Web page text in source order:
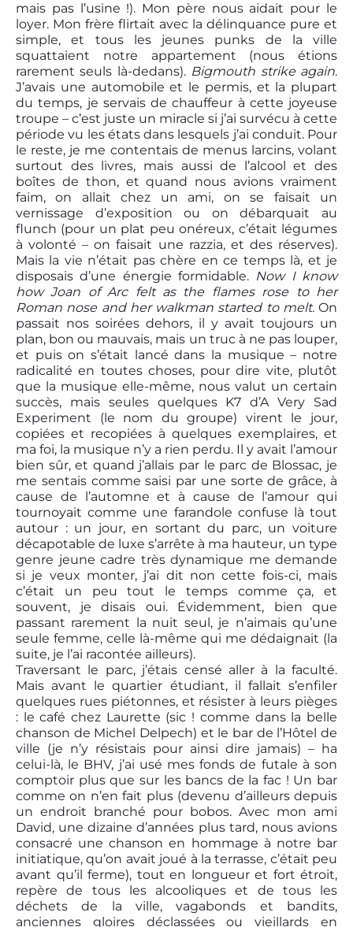
mais pas l’usine !). Mon père nous aidait pour le
loyer. Mon frère flirtait avec la délinquance pure et
simple, et tous les jeunes punks de la ville
squattaient notre appartement (nous étions
rarement seuls là-dedans). Bigmouth strike again.
J’avais une automobile et le permis, et la plupart
du temps, je servais de chauffeur à cette joyeuse
troupe – c’est juste un miracle si j’ai survécu à cette
période vu les états dans lesquels j’ai conduit. Pour
le reste, je me contentais de menus larcins, volant
surtout des livres, mais aussi de l’alcool et des
boîtes de thon, et quand nous avions vraiment
faim, on allait chez un ami, on se faisait un
vernissage d’exposition ou on débarquait au
flunch (pour un plat peu onéreux, c’était légumes
à volonté – on faisait une razzia, et des réserves).
Mais la vie n’était pas chère en ce temps là, et je
disposais d’une énergie formidable. Now I know
how Joan of Arc felt as the flames rose to her
Roman nose and her walkman started to melt.On
passait nos soirées dehors, il y avait toujours un
plan, bon ou mauvais, mais un truc à ne pas louper,
et puis on s’était lancé dans la musique – notre
radicalité en toutes choses, pour dire vite, plutôt
que la musique elle-même, nous valut un certain
succès, mais seules quelques K7 d’A Very Sad
Experiment (le nom du groupe) virent le jour,
copiées et recopiées à quelques exemplaires, et
ma foi, la musique n’y a rien perdu. Il y avait l’amour
bien sûr, et quand j’allais par le parc de Blossac, je
me sentais comme saisi par une sorte de grâce, à
cause de l’automne et à cause de l’amour qui
tournoyait comme une farandole confuse là tout
autour : un jour, en sortant du parc, un voiture
décapotable de luxe s’arrête à ma hauteur, un type
genre jeune cadre très dynamique me demande
si je veux monter, j’ai dit non cette fois-ci, mais
c’était un peu tout le temps comme ça, et
souvent, je disais oui. Évidemment, bien que
passant rarement la nuit seul, je n’aimais qu’une
seule femme, celle là-même qui me dédaignait (la
suite, je l’ai racontée ailleurs).
Traversant le parc, j’étais censé aller à la faculté.
Mais avant le quartier étudiant, il fallait s’enfiler
quelques rues piétonnes, et résister à leurs pièges
: le café chez Laurette (sic ! comme dans la belle
chanson de Michel Delpech) et le bar de l’Hôtel de
ville (je n’y résistais pour ainsi dire jamais) – ha
celui-là, le BHV, j’ai usé mes fonds de futale à son
comptoir plus que sur les bancs de la fac ! Un bar
comme on n’en fait plus (devenu d’ailleurs depuis
un endroit branché pour bobos. Avec mon ami
David, une dizaine d’années plus tard, nous avions
consacré une chanson en hommage à notre bar
initiatique, qu’on avait joué à la terrasse, c’était peu
avant qu’il ferme), tout en longueur et fort étroit,
repère de tous les alcooliques et de tous les
déchets de la ville, vagabonds et bandits,
anciennes gloires déclassées ou vieillards en